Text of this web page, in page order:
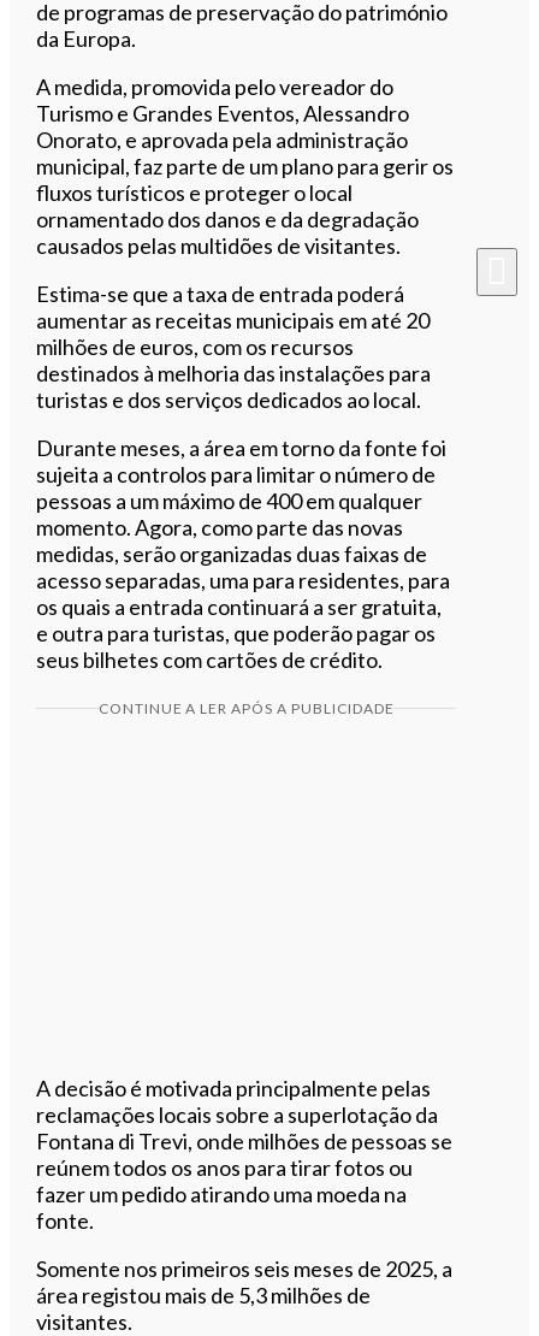
de programas de preservação do património
da Europa.
A medida, promovida pelo vereador do
Turismo e Grandes Eventos, Alessandro
Onorato, e aprovada pela administração
municipal, faz parte de um plano para gerir os
fluxos turísticos e proteger o local
ornamentado dos danos e da degradação
causados pelas multidões de visitantes.
Estima-se que a taxa de entrada poderá
aumentar as receitas municipais em até 20
milhões de euros, com os recursos
destinados à melhoria das instalações para
turistas e dos serviços dedicados ao local.
Durante meses, a área em torno da fonte foi
sujeita a controlos para limitar o número de
pessoas a um máximo de 400 em qualquer
momento. Agora, como parte das novas
medidas, serão organizadas duas faixas de
acesso separadas, uma para residentes, para
os quais a entrada continuará a ser gratuita,
e outra para turistas, que poderão pagar os
seus bilhetes com cartões de crédito.
CONTINUE A LER APÓS A PUBLICIDADE
A decisão é motivada principalmente pelas
reclamações locais sobre a superlotação da
Fontana di Trevi, onde milhões de pessoas se
reúnem todos os anos para tirar fotos ou
fazer um pedido atirando uma moeda na
fonte.
Somente nos primeiros seis meses de 2025, a
área registou mais de 5,3 milhões de
visitantes.